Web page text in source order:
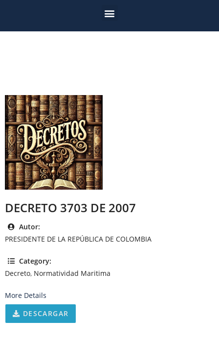
DECRETO 3703 DE 2007
Autor:
PRESIDENTE DE LA REPÚBLICA DE COLOMBIA
Category:
Decreto, Normatividad Maritima
More Details
DESCARGAR